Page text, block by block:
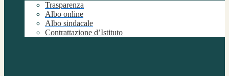
Trasparenza
Albo online
Albo sindacale
Contrattazione d’Istituto